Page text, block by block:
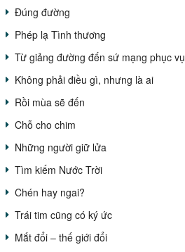
Đúng đường
Phép lạ Tình thương
Từ giảng đường đến sứ mạng phục vụ
Không phải điều gì, nhưng là ai
Rồi mùa sẽ đến
Chỗ cho chim
Những người giữ lửa
Tìm kiếm Nước Trời
Chén hay ngai?
Trái tim cũng có ký ức
Mắt đổi – thế giới đổi